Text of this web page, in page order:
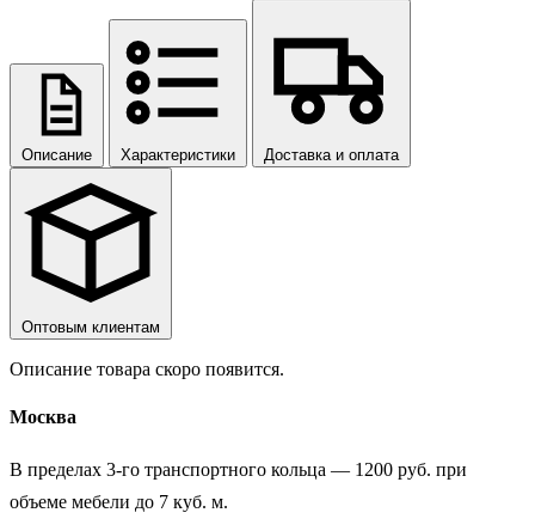
Описание Характеристики Доставка и оплата
Оптовым клиентам
Описание товара скоро появится.
Москва
В пределах 3-го транспортного кольца — 1200 руб. при
объеме мебели до 7 куб. м.